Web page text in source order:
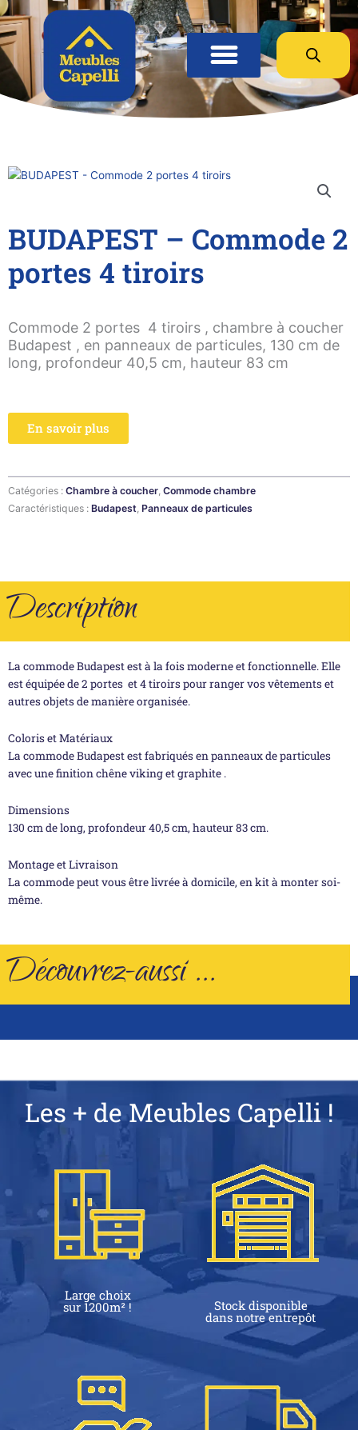
BUDAPEST – Commode 2
portes 4 tiroirs
Commode 2 portes 4 tiroirs , chambre à coucher
Budapest , en panneaux de particules, 130 cm de
long, profondeur 40,5 cm, hauteur 83 cm
En savoir plus
Catégories : Chambre à coucher, Commode chambre
Caractéristiques : Budapest, Panneaux de particules
Description
La commode Budapest est à la fois moderne et fonctionnelle. Elle
est équipée de 2 portes et 4 tiroirs pour ranger vos vêtements et
autres objets de manière organisée.
Coloris et Matériaux
La commode Budapest est fabriqués en panneaux de particules
avec une finition chêne viking et graphite .
Dimensions
130 cm de long, profondeur 40,5 cm, hauteur 83 cm.
Montage et Livraison
La commode peut vous être livrée à domicile, en kit à monter soi-
même.
Découvrez-aussi ...
Les + de Meubles Capelli !
Large choix
sur 1200m² ! Stock disponible
dans notre entrepôt
Panneau de gestion des cookies